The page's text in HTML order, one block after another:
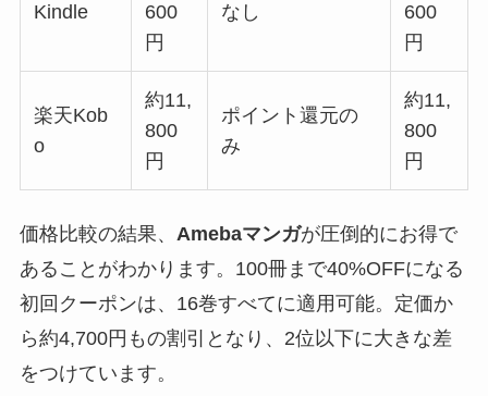
Kindle
600
円
なし
600
円
楽天Kob
o
約11,
800
円
ポイント還元の
み
約11,
800
円
価格比較の結果、 Amebaマンガが圧倒的にお得で
あることがわかります。100冊まで40%OFFになる
初回クーポンは、16巻すべてに適用可能。定価か
ら約4,700円もの割引となり、2位以下に大きな差
をつけています。